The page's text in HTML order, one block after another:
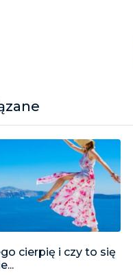
cierpię i czy to się